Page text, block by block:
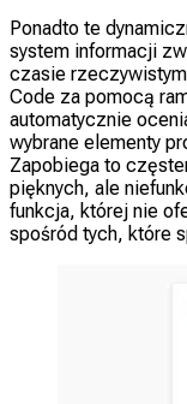
Ponadto te
system informacji
czasie
Code za pomocą
automatycznie
wybrane elementy
Zapobiega to
pięknych, ale
funkcja, której nie
spośród tych, które